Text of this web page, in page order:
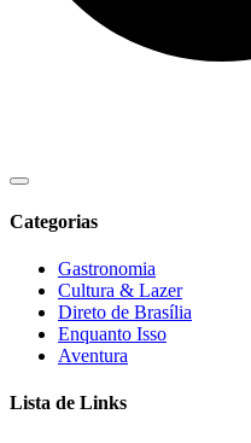
Categorias
Gastronomia
Cultura & Lazer
Direto de Brasília
Enquanto Isso
Aventura
Lista de Links